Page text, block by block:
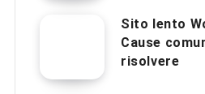
Sito lento
Cause
risolvere